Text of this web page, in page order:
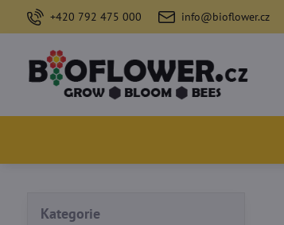
+420 792 475 000 info@bioflower.cz
Kategorie